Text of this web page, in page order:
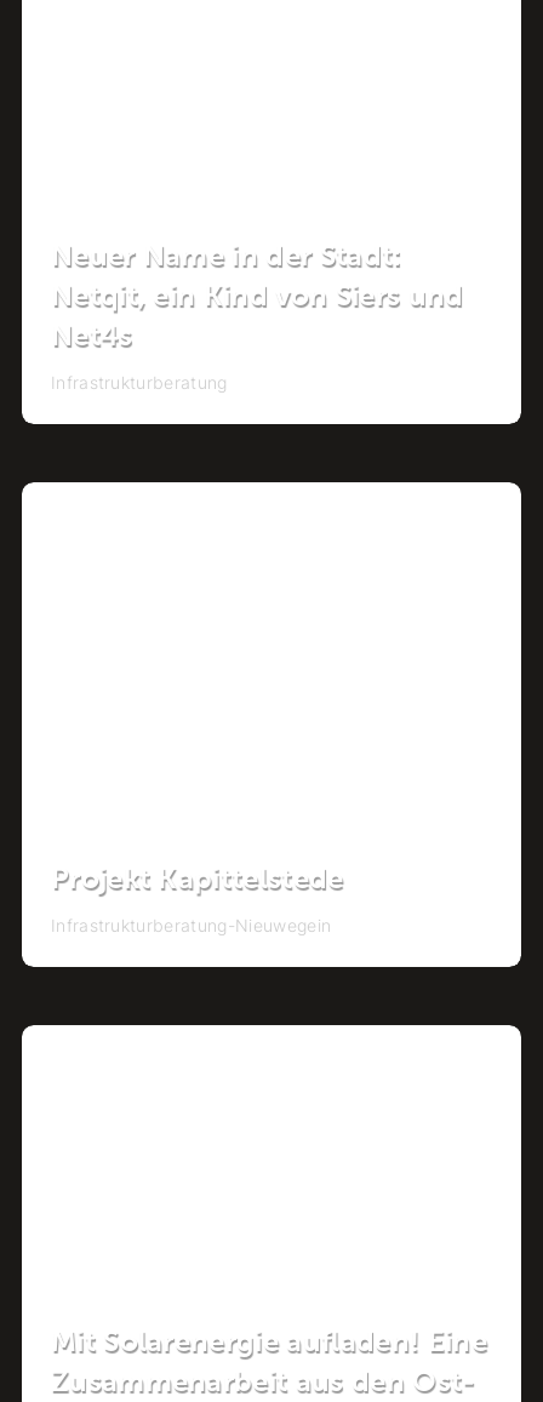
Neuer Name in der Stadt:
Netqit, ein Kind von Siers und
Net4s
Infrastrukturberatung
Projekt Kapittelstede
Infrastrukturberatung-Nieuwegein
Mit Solarenergie aufladen! Eine
Zusammenarbeit aus den Ost-